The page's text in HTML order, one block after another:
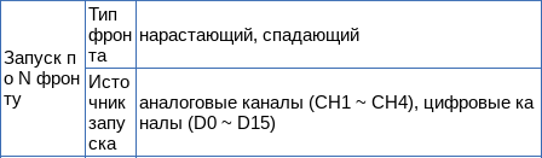
Запуск п
о N фрон
ту
Тип
фрон
та
нарастающий, спадающий
Исто
чник
запу
ска
аналоговые каналы (CH1 ~ CH4), цифровые ка
налы (D0 ~ D15)